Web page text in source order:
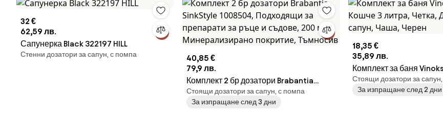
32 €
62,59 лв.
Сапунерка Black 322197 HILL
Стенни дозатори за сапун, с помпа
40,85 €
79,9 лв.
Комплект 2 бр дозатори Brabantia
SinkStyle 1008504, Подходящи за
препарати за ръце и съдове, 200 мл,
Стоящи дозатори за сапун, с помпа
За изпращане след 3 дни
18,35 €
35,89 лв.
Комплект за баня
Кошче 3 литра, Четка,
Чаша, Черен
Стоящи дозатори за
За изпращане след 2 дни